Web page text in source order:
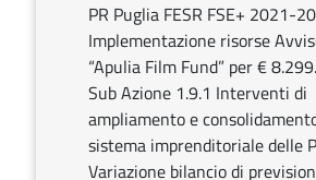
PR Puglia FESR FSE+ 2021-
Implementazione risorse
“Apulia Film Fund” per €
Sub Azione 1.9.1 Interventi di
ampliamento e
sistema imprenditoriale delle
Variazione bilancio di